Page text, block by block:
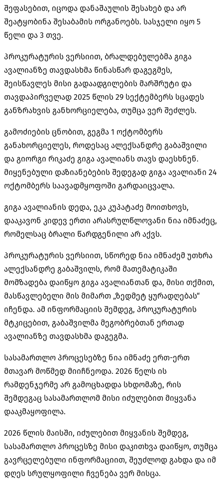
შეფასებით, იცოდა დანაშაულის შესახებ და არ
შეატყობინა შესაბამის ორგანოებს. სასჯელი იყო 5
წელი და 3 თვე.
პროკურატურის ვერსიით, ბრალდებულებმა გიგა
ავალიანზე თავდასხმა წინასწარ დაგეგმეს,
შეისწავლეს მისი გადაადგილების მარშრუტი და
თავდაპირველად 2025 წლის 29 სექტემბერს სცადეს
განზრახვის განხორციელება, თუმცა ვერ შეძლეს.
გამოძიების ცნობით, გეგმა 1 ოქტომბერს
განახორციელეს, როდესაც ალექსანდრე გაბაშვილი
და გიორგი რიკაძე გიგა ავალიანს თავს დაესხნენ.
მიყენებული დაზიანებების შედეგად გიგა ავალიანი 24
ოქტომბერს საავადმყოფოში გარდაიცვალა.
გიგა ავალიანის დედა, ეკა კუპატაძე მოითხოვს,
დააკავონ კიდევ ერთი არასრულწლოვანი ნია იმნაძეც,
რომელსაც ბრალი წარდგენილი არ აქვს.
პროკურატურის ვერსიით, სწორედ ნია იმნაძემ უთხრა
ალექსანდრე გაბაშვილს, რომ მათემატიკაში
მომზადება დაიწყო გიგა ავალიანთან და, მისი თქმით,
მასწავლებელი მის მიმართ „ზედმეტ ყურადღებას“
იჩენდა. ამ ინფორმაციის შემდეგ, პროკურატურის
მტკიცებით, გაბაშვილმა მეგობრებთან ერთად
ავალიანზე თავდასხმა დაგეგმა.
სასამართლო პროცესებზე ნია იმნაძე ერთ-ერთ
მთავარ მოწმედ მიიჩნეოდა. 2026 წელს ის
რამდენჯერმე არ გამოცხადდა სხდომაზე, რის
შემდეგაც სასამართლომ მისი იძულებით მიყვანა
დააკმაყოფილა.
2026 წლის მაისში, იძულებით მიყვანის შემდეგ,
სასამართლო პროცესზე მისი დაკითხვა დაიწყო, თუმცა
გავრცელებული ინფორმაციით, შეუძლოდ გახდა და იმ
დღეს სრულყოფილი ჩვენება ვერ მისცა.